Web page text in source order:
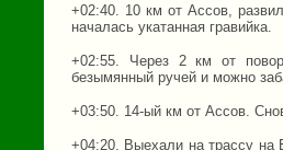
+02:40. 10 км от Ассов,
началась укатанная гравийка.
+02:55. Через 2 км от
безымянный ручей и можно
+03:50. 14-ый км от Ассов.
+04:20. Выехали на трассу на